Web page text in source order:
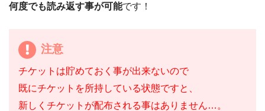
何度でも読み返す事が可能です！
注意
チケットは貯めておく事が出来ないので
既にチケットを所持している状態ですと、
新しくチケットが配布される事はありません…。